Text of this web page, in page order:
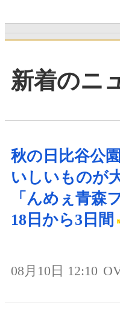
新着のニ
秋の日比谷公
いしいもの
「んめぇ青森
18日から3日間
08月10日 12:10